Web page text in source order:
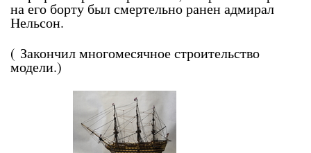
на его борту был смертельно ранен адмирал
Нельсон.
( Закончил многомесячное строительство
модели.)